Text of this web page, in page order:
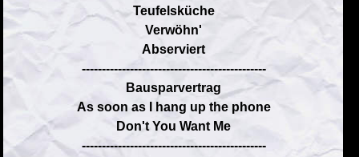
Teufelsküche
Verwöhn'
Abserviert
----------------------------------------------
Bausparvertrag
As soon as I hang up the phone
Don't You Want Me
----------------------------------------------